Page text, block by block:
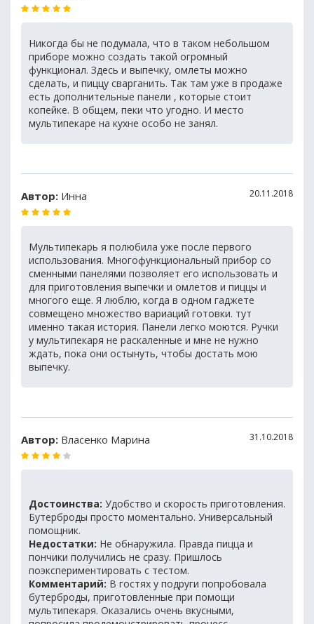
Никогда бы не подумала, что в таком небольшом
приборе можно создать такой огромный
функционал. Здесь и выпечку, омлеты можно
сделать, и пиццу сварганить. Так там уже в продаже
есть дополнительные панели , которые стоит
копейке. В общем, пеки что угодно. И место
мультипекаре на кухне особо не занял.
Автор: Инна 20.11.2018
Мультипекарь я полюбила уже после первого
использования. Многофункциональный прибор со
сменными панелями позволяет его использовать и
для приготовления выпечки и омлетов и пиццы и
многого еще. Я люблю, когда в одном гаджете
совмещено множество вариаций готовки. тут
именно такая история. Панели легко моются. Ручки
у мультипекаря не раскаленные и мне не нужно
ждать, пока они остынуть, чтобы достать мою
выпечку.
Автор: Власенко Марина 31.10.2018
Достоинства: Удобство и скорость приготовления.
Бутерброды просто моментально. Универсальный
помощник.
Недостатки: Не обнаружила. Правда пицца и
пончики получились не сразу. Пришлось
поэкспериментировать с тестом.
Комментарий: В гостях у подруги попробовала
бутерброды, приготовленные при помощи
мультипекаря. Оказались очень вкусными,